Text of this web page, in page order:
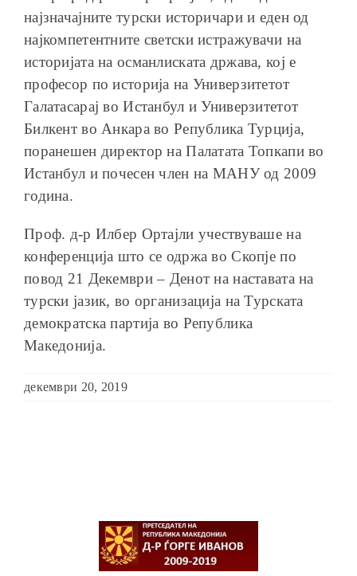
ШКОЛА ЗА МЛАДИ ЛИДЕРИ
ПРМ 2009-2019
најзначајните турски историчари и еден од
најкомпетентните светски истражувачи на
историјата на османлиската држава, кој е
професор по историја на Универзитетот
Галатасарај во Истанбул и Универзитетот
Билкент во Анкара во Република Турција,
поранешен директор на Палатата Топкапи во
Истанбул и почесен член на МАНУ од 2009
година.
Проф. д-р Илбер Ортајли учествуваше на
конференција што се одржа во Скопје по
повод 21 Декември – Денот на наставата на
турски јазик, во организација на Турската
демократска партија во Република
Македонија.
декември 20, 2019